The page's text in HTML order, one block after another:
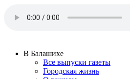
В Балашихе
Все выпуски газеты
Городская жизнь